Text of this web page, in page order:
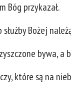
Bóg przykazał.
Bożej
bywa,
które są na